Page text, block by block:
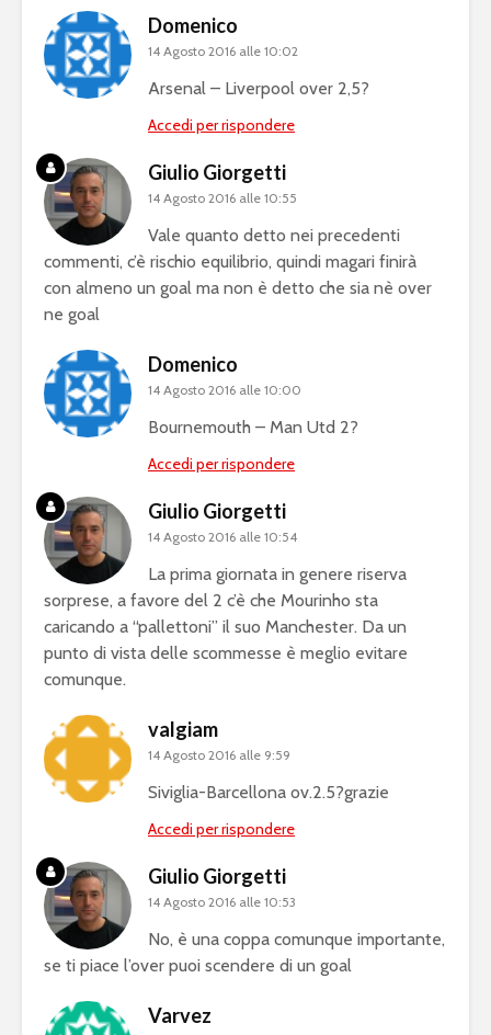
Domenico
14 Agosto 2016 alle 10:02
Arsenal – Liverpool over 2,5?
Accedi per rispondere
Giulio Giorgetti
14 Agosto 2016 alle 10:55
Vale quanto detto nei precedenti
commenti, c’è rischio equilibrio, quindi magari finirà
con almeno un goal ma non è detto che sia nè over
ne goal
Domenico
14 Agosto 2016 alle 10:00
Bournemouth – Man Utd 2?
Accedi per rispondere
Giulio Giorgetti
14 Agosto 2016 alle 10:54
La prima giornata in genere riserva
sorprese, a favore del 2 c’è che Mourinho sta
caricando a “pallettoni” il suo Manchester. Da un
punto di vista delle scommesse è meglio evitare
comunque.
valgiam
14 Agosto 2016 alle 9:59
Siviglia-Barcellona ov.2.5?grazie
Accedi per rispondere
Giulio Giorgetti
14 Agosto 2016 alle 10:53
No, è una coppa comunque importante,
se ti piace l’over puoi scendere di un goal
Varvez